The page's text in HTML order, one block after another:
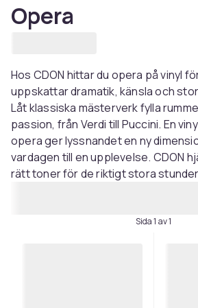
Opera
Hos CDON hittar du opera på vinyl
uppskattar dramatik, känsla och
Låt klassiska mästerverk fylla
passion, från Verdi till Puccini. En
opera ger lyssnandet en ny
vardagen till en upplevelse. CDON
rätt toner för de riktigt stora
Sida 1 av 1